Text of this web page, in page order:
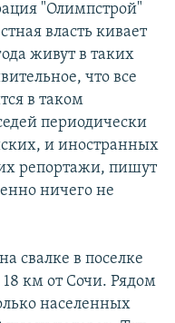
"Олимпстрой"
власть кивает
живут в таких
что все
в таком
периодически
и иностранных
репортажи, пишут
ничего не
свалке в поселке
18 км от Сочи. Рядом
населенных